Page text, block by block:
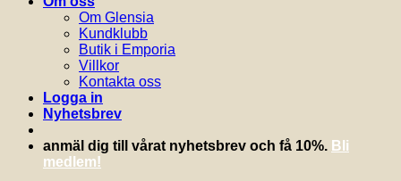
Om Glensia
Kundklubb
Butik i Emporia
Villkor
Kontakta oss
Logga in
Nyhetsbrev
anmäl dig till vårat nyhetsbrev och få 10%. Bli
medlem!